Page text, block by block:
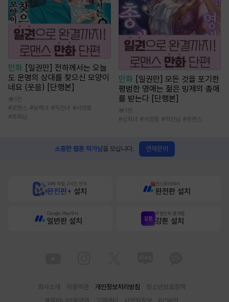
만화 [일권만] 전하께서는 오늘
도 운명의 상대를 찾으신 모양이
네요 (웃음) [단행본]
1천
#로맨스 #능력녀 #직진녀 #서양풍
#후회남
만화 [일권만] 모든 것을 포기한
평범한 영애는 젊은 빙제의 총애
를 받는다 [단행본]
1천
#상처녀 #서양풍 #직진남 #로맨스
소중한 웹툰 작가님을 모십니다. 연재문의
10배 적립, 2시간 먼저
완전판+ 설치
원스토어에서
완전판 설치
Google Play에서
일반판 설치
무협만화 플랫폼
강툰 설치
회사소개 이용약관 개인정보처리방침
청소년보호정책